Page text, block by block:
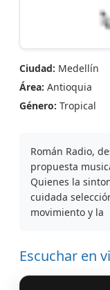
Ciudad: Medellín
Área: Antioquia
Género: Tropical
Román Radio,
propuesta
Quienes la
cuidada
movimiento y la
Escuchar en